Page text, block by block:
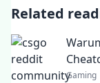
Related
Gaming